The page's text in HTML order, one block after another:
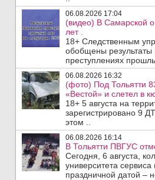
06.08.2026 17:04
(видео) В Самарской
лет .
18+ Следственным
обобщены результаты
преступлениях
06.08.2026 16:32
(фото) Под Тольятти
«Вестой» и слетел в
18+ 5 августа на
зарегистрировано 9
этом ..
06.08.2026 16:14
В Тольятти ПВГУС
Сегодня, 6 августа,
университета
праздничной датой –